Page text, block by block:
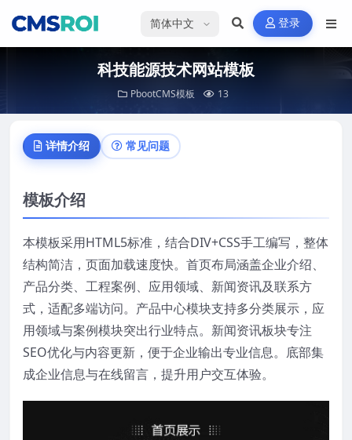
选择语言 登录
科技能源技术网站模板
PbootCMS模板 13
详情介绍 常见问题
模板介绍
本模板采用HTML5标准，结合DIV+CSS手工编写，整体
结构简洁，页面加载速度快。首页布局涵盖企业介绍、
产品分类、工程案例、应用领域、新闻资讯及联系方
式，适配多端访问。产品中心模块支持多分类展示，应
用领域与案例模块突出行业特点。新闻资讯板块专注
SEO优化与内容更新，便于企业输出专业信息。底部集
成企业信息与在线留言，提升用户交互体验。